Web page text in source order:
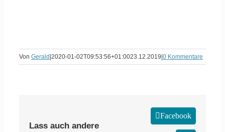
Von Gerald 2020-01-02T09:53:56+01:0023.12.2019 0 Kommentare
Lass auch andere
Facebook